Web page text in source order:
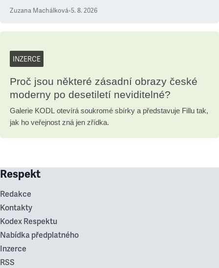
Zuzana Machálková•5. 8. 2026
INZERCE
Proč jsou některé zásadní obrazy české
moderny po desetiletí neviditelné?
Galerie KODL otevírá soukromé sbírky a představuje Fillu tak,
jak ho veřejnost zná jen zřídka.
Respekt
Redakce
Kontakty
Kodex Respektu
Nabídka předplatného
Inzerce
RSS